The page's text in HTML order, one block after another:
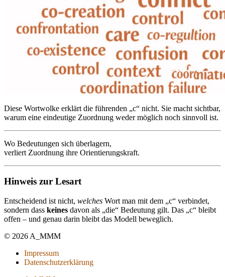
Diese Wortwolke erklärt die führenden „c“ nicht. Sie macht sichtbar,
warum eine eindeutige Zuordnung weder möglich noch sinnvoll ist.
Wo Bedeutungen sich überlagern,
verliert Zuordnung ihre Orientierungskraft.
Hinweis zur Lesart
Entscheidend ist nicht, welches Wort man mit dem „c“ verbindet,
sondern dass keines davon als „die“ Bedeutung gilt. Das „c“ bleibt
offen – und genau darin bleibt das Modell beweglich.
© 2026 A_MMM
Impressum
Datenschutzerklärung